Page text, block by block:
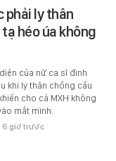
phải ly thân
héo úa không
của nữ ca sĩ đình
khi ly thân chồng cầu
cho cả MXH không
mắt mình.
6 giờ trước